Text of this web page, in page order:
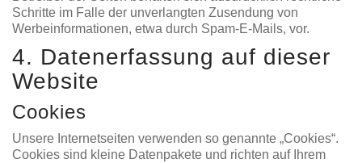
Schritte im Falle der unverlangten Zusendung von
Werbeinformationen, etwa durch Spam-E-Mails, vor.
4. Datenerfassung auf dieser
Website
Cookies
Unsere Internetseiten verwenden so genannte „Cookies“.
Cookies sind kleine Datenpakete und richten auf Ihrem